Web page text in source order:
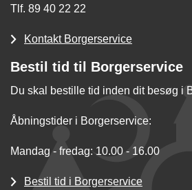
Tlf. 89 40 22 22
Kontakt Borgerservice
Bestil tid til Borgerservice
Du skal bestille tid inden dit besøg i
Åbningstider i Borgerservice:
Mandag - fredag: 10.00 - 16.00
Bestil tid i Borgerservice